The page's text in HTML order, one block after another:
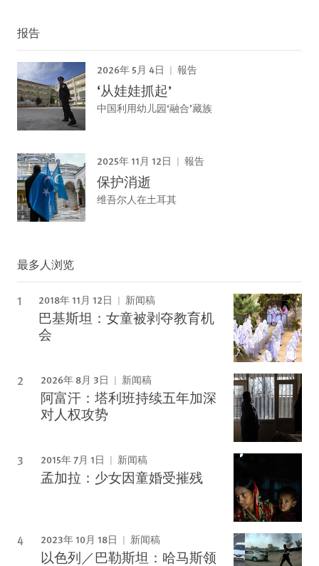
报告
2026年 5月 4日 報告
‘从娃娃抓起’
中国利用幼儿园‘融合’藏族
2025年 11月 12日 報告
保护消逝
维吾尔人在土耳其
最多人浏览
2018年 11月 12日 新闻稿
巴基斯坦：女童被剥夺教育机
会
2026年 8月 3日 新闻稿
阿富汗：塔利班持续五年加深
对人权攻势
2015年 7月 1日 新闻稿
孟加拉：少女因童婚受摧残
2023年 10月 18日 新闻稿
以色列／巴勒斯坦：哈马斯领